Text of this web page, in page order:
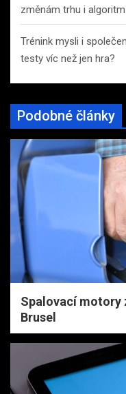
změnám trhu i
Trénink mysli i
testy víc než jen hra?
Podobné články
Spalovací motory
Brusel